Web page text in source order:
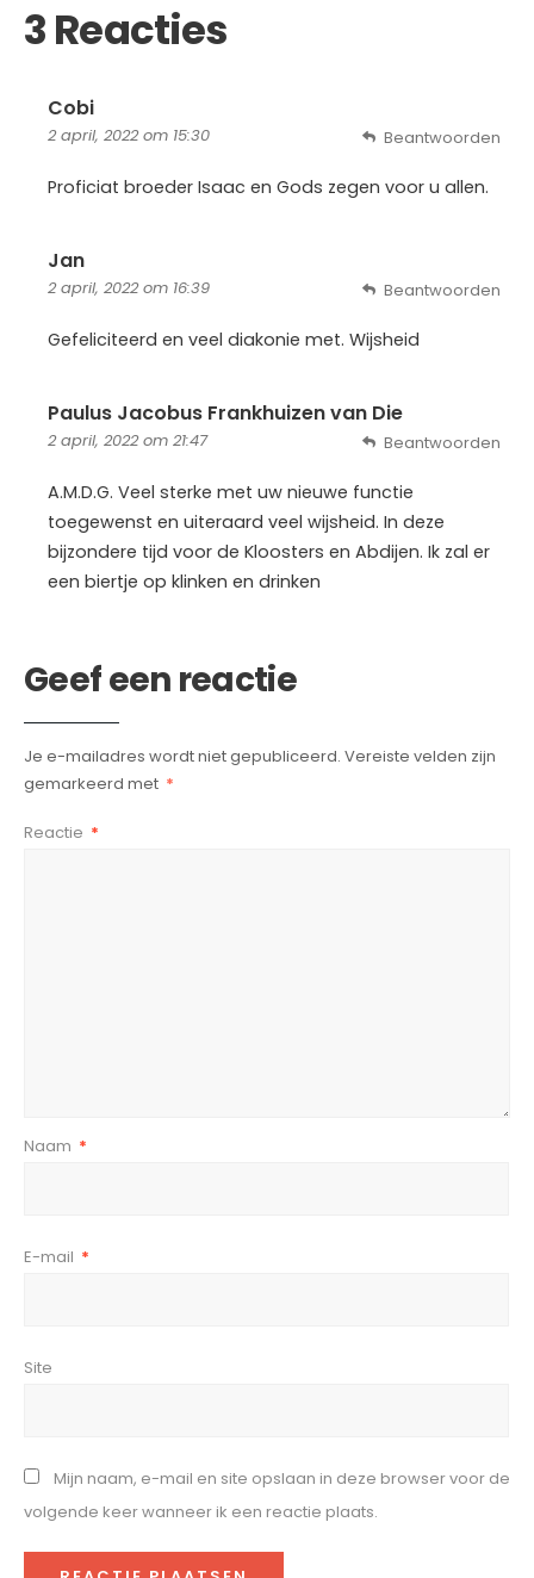
3 Reacties
Cobi
2 april, 2022 om 15:30
Proficiat broeder Isaac en Gods zegen voor u allen.
Beantwoorden
Jan
2 april, 2022 om 16:39
Gefeliciteerd en veel diakonie met. Wijsheid
Beantwoorden
Paulus Jacobus Frankhuizen van Die
2 april, 2022 om 21:47
A.M.D.G. Veel sterke met uw nieuwe functie
toegewenst en uiteraard veel wijsheid. In deze
bijzondere tijd voor de Kloosters en Abdijen. Ik zal er
een biertje op klinken en drinken
Beantwoorden
Geef een reactie
Je e-mailadres wordt niet gepubliceerd. Vereiste velden zijn
gemarkeerd met *
Reactie *
Naam *
E-mail *
Site
Mijn naam, e-mail en site opslaan in deze browser voor de
volgende keer wanneer ik een reactie plaats.